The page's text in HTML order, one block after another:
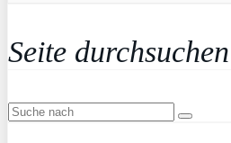
Seite durchsuchen